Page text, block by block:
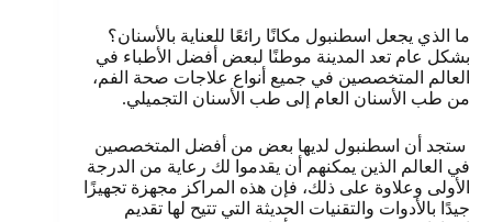
ما الذي يجعل اسطنبول مكانًا رائعًا للعناية بالأسنان؟
بشكل عام تعد المدينة موطنًا لبعض أفضل الأطباء في
العالم المتخصصين في جميع أنواع علاجات صحة الفم،
من طب الأسنان العام إلى طب الأسنان التجميلي.
ستجد أن اسطنبول لديها بعض من أفضل المتخصصين
في العالم الذين يمكنهم أن يقدموا لك رعاية من الدرجة
الأولى وعلاوة على ذلك، فإن هذه المراكز مجهزة تجهيزًا
جيدًا بالأدوات والتقنيات الحديثة التي تتيح لها تقديم